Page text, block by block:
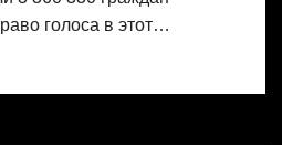
голоса в этот…